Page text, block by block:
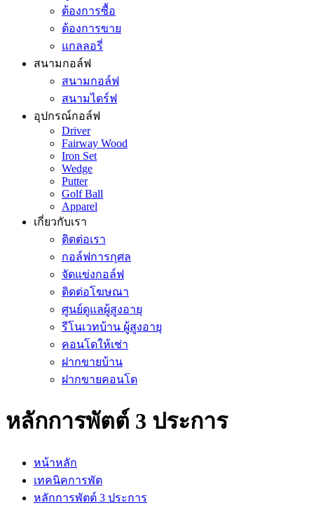
ต้องการซื้อ
ต้องการขาย
แกลลอรี่
สนามกอล์ฟ
สนามกอล์ฟ
สนามไดร์ฟ
อุปกรณ์กอล์ฟ
Driver
Fairway Wood
Iron Set
Wedge
Putter
Golf Ball
Apparel
เกี่ยวกับเรา
ติดต่อเรา
กอล์ฟการกุศล
จัดแข่งกอล์ฟ
ติดต่อโฆษณา
ศูนย์ดูแลผู้สูงอายุ
รีโนเวทบ้าน ผู้สูงอายุ
คอนโดให้เช่า
ฝากขายบ้าน
ฝากขายคอนโด
หลักการพัตต์ 3 ประการ
หน้าหลัก
เทคนิคการพัต
หลักการพัตต์ 3 ประการ